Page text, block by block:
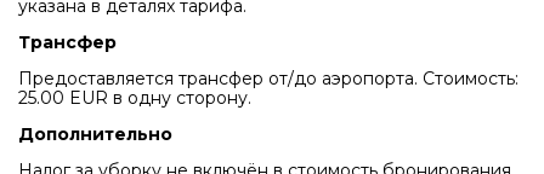
указана в деталях тарифа.
Трансфер
Предоставляется трансфер от/до аэропорта. Стоимость:
25.00 EUR в одну сторону.
Дополнительно